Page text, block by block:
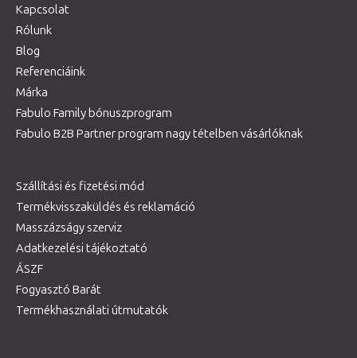
Kapcsolat
Rólunk
Blog
Referenciáink
Márka
Fabulo Family bónuszprogram
Fabulo B2B Partner program nagy tételben vásárlóknak
Szállítási és fizetési mód
Termékvisszaküldés és reklamáció
Masszázságy szerviz
Adatkezelési tájékoztató
ÁSZF
Fogyasztó Barát
Termékhasználati útmutatók